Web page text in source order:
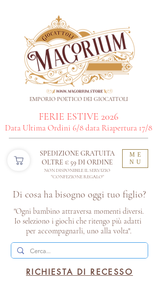
ME
NU
Di cosa ha bisogno oggi tuo figlio?
SPEDIZIONE GRATUITA
OLTRE € 59 DI ORDINE​
NON DISPONIBILE IL SERVIZIO
"CONFEZIONE REGALO"
"Ogni bambino attraversa momenti diversi.
Io seleziono i giochi che ritengo più adatti
per accompagnarli, uno alla volta".
EMPORIO POETICO DEI GIOCATTOLI
RICHIESTA DI RECESSO
FERIE ESTIVE 2026
Data Ultima Ordini 6/8 data Riapertura 17/8